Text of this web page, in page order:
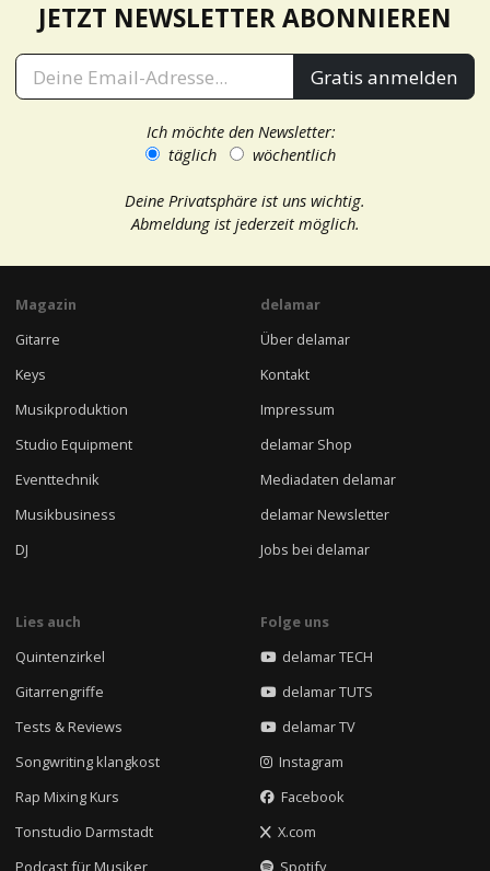
JETZT NEWSLETTER ABONNIEREN
Gratis anmelden
Ich möchte den Newsletter:
täglich
wöchentlich
Deine Privatsphäre ist uns wichtig.
Abmeldung ist jederzeit möglich.
Magazin
Gitarre
Keys
Musikproduktion
Studio Equipment
Eventtechnik
Musikbusiness
DJ
delamar
Über delamar
Kontakt
Impressum
delamar Shop
Mediadaten delamar
delamar Newsletter
Jobs bei delamar
Lies auch
Quintenzirkel
Gitarrengriffe
Tests & Reviews
Songwriting klangkost
Rap Mixing Kurs
Tonstudio Darmstadt
Podcast für Musiker
Folge uns
delamar TECH
delamar TUTS
delamar TV
Instagram
Facebook
X.com
Spotify